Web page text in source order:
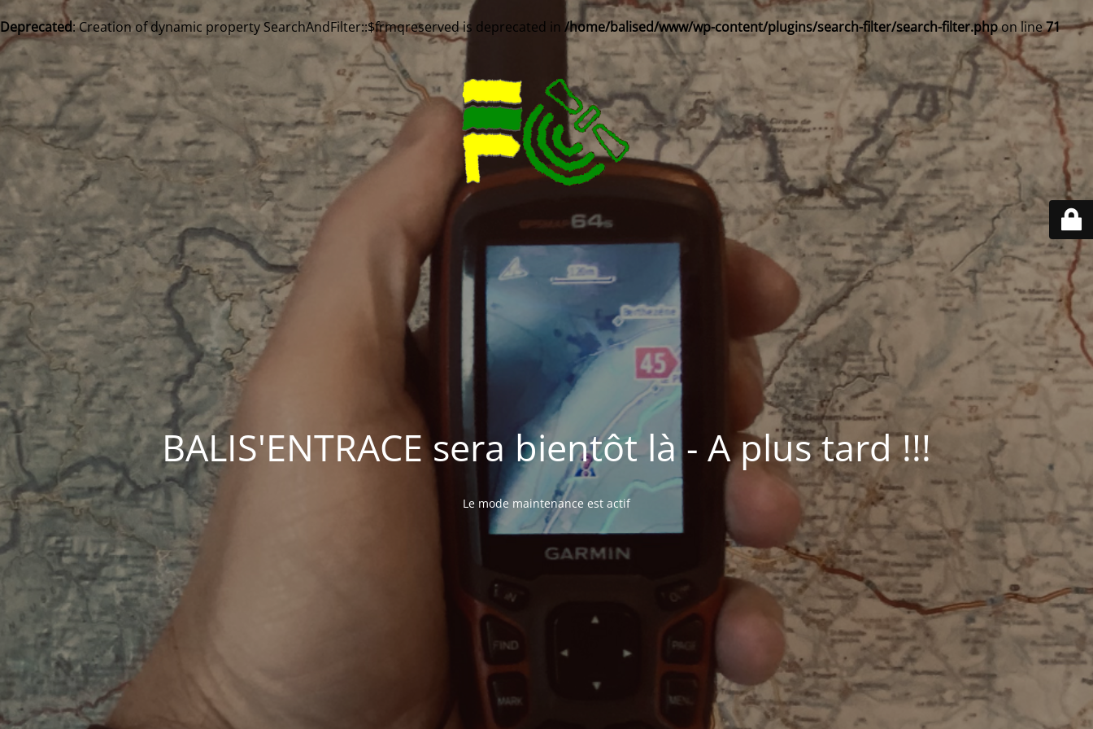
Deprecated: Creation of dynamic property SearchAndFilter::$frmqreserved is deprecated in /home/balised/www/wp-content/plugins/search-filter/search-filter.phpon line71
BALIS'ENTRACE sera bientôt là - A plus tard !!!
Le mode maintenance est actif